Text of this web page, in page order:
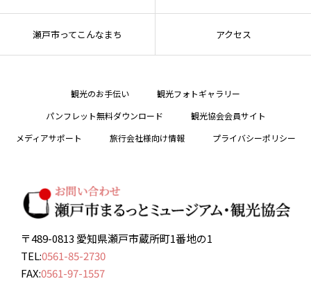
瀬戸市ってこんなまち アクセス
観光のお手伝い
観光フォトギャラリー
パンフレット無料ダウンロード
観光協会会員サイト
メディアサポート
旅行会社様向け情報 プライバシーポリシー
〒489-0813 愛知県瀬戸市蔵所町1番地の1
TEL:0561-85-2730
FAX:0561-97-1557